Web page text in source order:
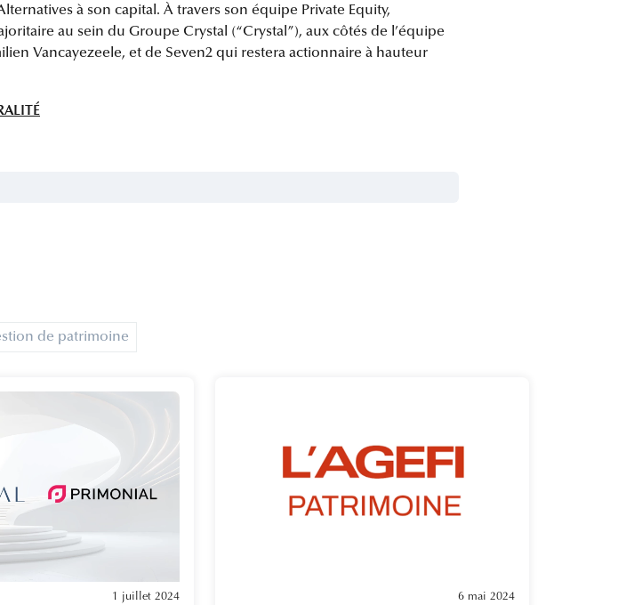
à son capital. À travers son équipe Private Equity,
au sein du Groupe Crystal (“Crystal”), aux côtés de l’équipe
Vancayezeele, et de Seven2 qui restera actionnaire à hauteur
de patrimoine
1 juillet 2024 6 mai 2024